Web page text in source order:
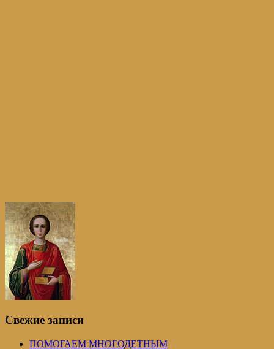
Свежие записи
ПОМОГАЕМ МНОГОДЕТНЫМ